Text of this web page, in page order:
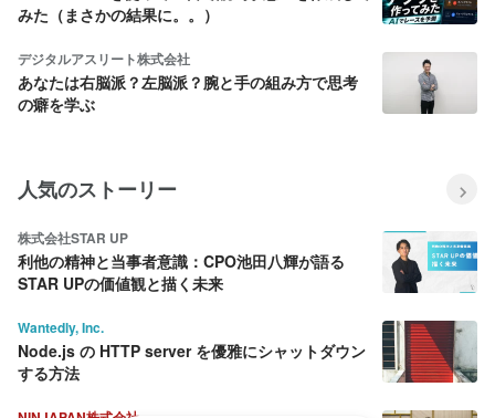
みた（まさかの結果に。。）
デジタルアスリート株式会社
あなたは右脳派？左脳派？腕と手の組み方で思考
の癖を学ぶ
人気のストーリー
株式会社STAR UP
利他の精神と当事者意識：CPO池田八輝が語る
STAR UPの価値観と描く未来
Wantedly, Inc.
Node.js の HTTP server を優雅にシャットダウン
する方法